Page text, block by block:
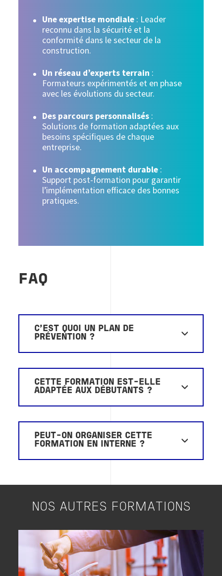
Une expertise mondiale : Leader
reconnu dans la sécurité et la
conformité dans le secteur de la
construction.
Un réseau d’experts terrain :
Formateurs expérimentés et en phase
avec les évolutions du secteur.
Des parcours personnalisés :
Solutions de formation adaptées aux
besoins spécifiques de chaque
entreprise.
Un accompagnement durable :
Support post-formation pour garantir
l’implémentation efficace des bonnes
pratiques.
FAQ
C’EST QUOI UN PLAN DE
PRÉVENTION ?
CETTE FORMATION EST-ELLE
ADAPTÉE AUX DÉBUTANTS ?
PEUT-ON ORGANISER CETTE
FORMATION EN INTERNE ?
NOS AUTRES FORMATIONS